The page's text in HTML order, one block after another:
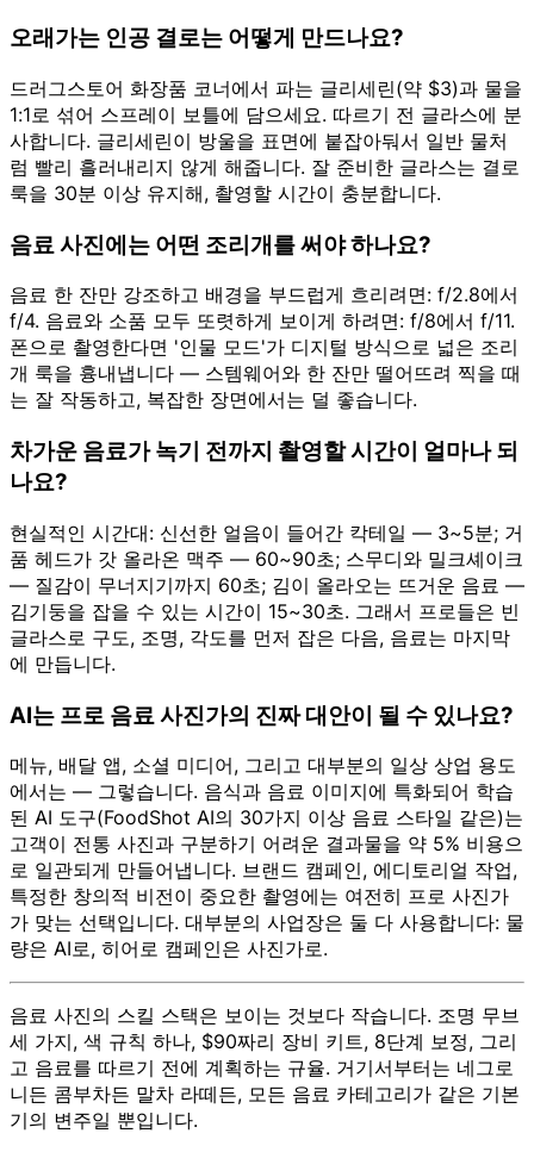
오래가는 인공 결로는 어떻게 만드나요?
드러그스토어 화장품 코너에서 파는 글리세린(약 $3)과 물을
1:1로 섞어 스프레이 보틀에 담으세요. 따르기 전 글라스에 분
사합니다. 글리세린이 방울을 표면에 붙잡아둬서 일반 물처
럼 빨리 흘러내리지 않게 해줍니다. 잘 준비한 글라스는 결로
룩을 30분 이상 유지해, 촬영할 시간이 충분합니다.
음료 사진에는 어떤 조리개를 써야 하나요?
음료 한 잔만 강조하고 배경을 부드럽게 흐리려면: f/2.8에서
f/4. 음료와 소품 모두 또렷하게 보이게 하려면: f/8에서 f/11.
폰으로 촬영한다면 '인물 모드'가 디지털 방식으로 넓은 조리
개 룩을 흉내냅니다 — 스템웨어와 한 잔만 떨어뜨려 찍을 때
는 잘 작동하고, 복잡한 장면에서는 덜 좋습니다.
차가운 음료가 녹기 전까지 촬영할 시간이 얼마나 되
나요?
현실적인 시간대: 신선한 얼음이 들어간 칵테일 — 3~5분; 거
품 헤드가 갓 올라온 맥주 — 60~90초; 스무디와 밀크셰이크
— 질감이 무너지기까지 60초; 김이 올라오는 뜨거운 음료 —
김기둥을 잡을 수 있는 시간이 15~30초. 그래서 프로들은 빈
글라스로 구도, 조명, 각도를 먼저 잡은 다음, 음료는 마지막
에 만듭니다.
AI는 프로 음료 사진가의 진짜 대안이 될 수 있나요?
메뉴, 배달 앱, 소셜 미디어, 그리고 대부분의 일상 상업 용도
에서는 — 그렇습니다. 음식과 음료 이미지에 특화되어 학습
된 AI 도구(FoodShot AI의 30가지 이상 음료 스타일 같은)는
고객이 전통 사진과 구분하기 어려운 결과물을 약 5% 비용으
로 일관되게 만들어냅니다. 브랜드 캠페인, 에디토리얼 작업,
특정한 창의적 비전이 중요한 촬영에는 여전히 프로 사진가
가 맞는 선택입니다. 대부분의 사업장은 둘 다 사용합니다: 물
량은 AI로, 히어로 캠페인은 사진가로.
음료 사진의 스킬 스택은 보이는 것보다 작습니다. 조명 무브
세 가지, 색 규칙 하나, $90짜리 장비 키트, 8단계 보정, 그리
고 음료를 따르기 전에 계획하는 규율. 거기서부터는 네그로
니든 콤부차든 말차 라떼든, 모든 음료 카테고리가 같은 기본
기의 변주일 뿐입니다.